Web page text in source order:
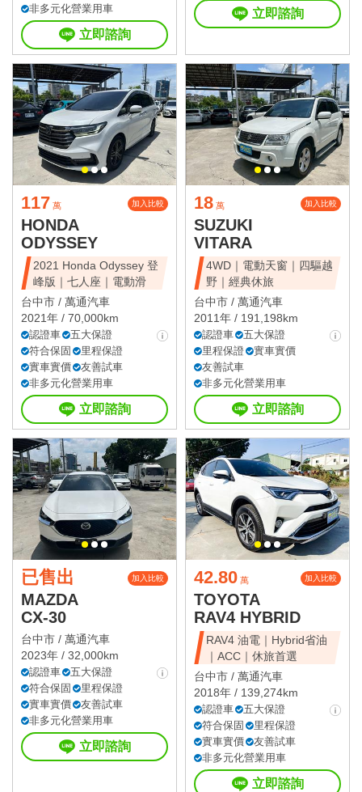
非多元化營業用車
立即諮詢
立即諮詢
117 萬 加入比較
HONDA
ODYSSEY
2021 Honda Odyssey 登
峰版｜七人座｜電動滑
台中市 / 萬通汽車
2021年 / 70,000km
認證車
五大保證
符合保固
里程保證
實車實價
友善試車
非多元化營業用車
立即諮詢
18 萬 加入比較
SUZUKI
VITARA
4WD｜電動天窗｜四驅越
野｜經典休旅
台中市 / 萬通汽車
2011年 / 191,198km
認證車
五大保證
里程保證
實車實價
友善試車
非多元化營業用車
立即諮詢
已售出 加入比較
MAZDA
CX-30
台中市 / 萬通汽車
2023年 / 32,000km
認證車
五大保證
符合保固
里程保證
實車實價
友善試車
非多元化營業用車
立即諮詢
42.80 萬 加入比較
TOYOTA
RAV4 HYBRID
RAV4 油電｜Hybrid省油
｜ACC｜休旅首選
台中市 / 萬通汽車
2018年 / 139,274km
認證車
五大保證
符合保固
里程保證
實車實價
友善試車
非多元化營業用車
立即諮詢